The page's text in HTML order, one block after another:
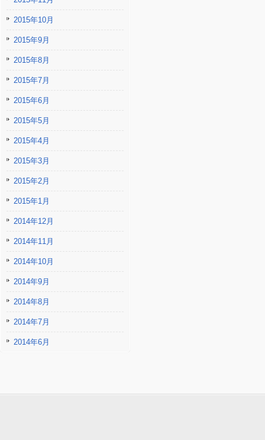
2015年10月
2015年9月
2015年8月
2015年7月
2015年6月
2015年5月
2015年4月
2015年3月
2015年2月
2015年1月
2014年12月
2014年11月
2014年10月
2014年9月
2014年8月
2014年7月
2014年6月